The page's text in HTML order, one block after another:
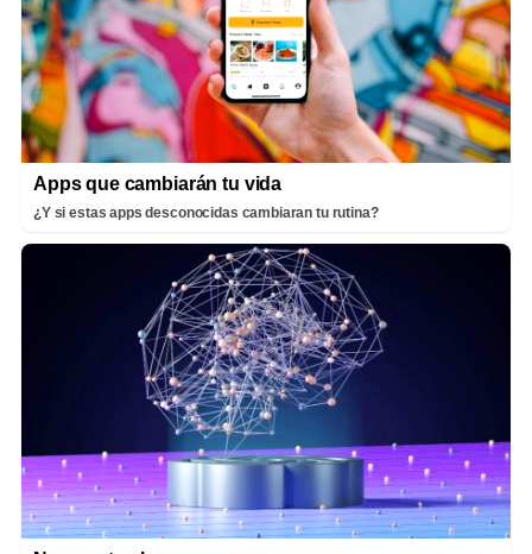
Apps que cambiarán tu vida
¿Y si estas apps desconocidas cambiaran tu rutina?